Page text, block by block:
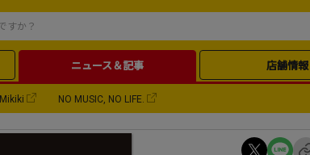
ニュース＆記事 店舗情報
Mikiki NO MUSIC, NO LIFE.